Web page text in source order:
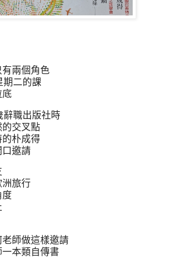
兩個角色
期二的課
底
辭職出版社時
的交叉點
朴成得
口邀請
洲旅行
度
師做這樣邀請
本類自傳書